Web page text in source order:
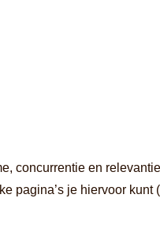
concurrentie en
pagina’s je hiervoor kunt